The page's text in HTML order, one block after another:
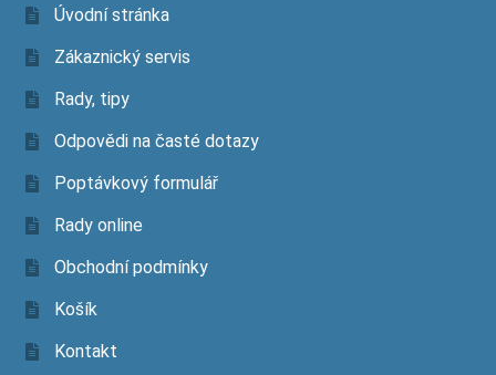
Úvodní stránka
Zákaznický servis
Rady, tipy
Odpovědi na časté dotazy
Poptávkový formulář
Rady online
Obchodní podmínky
Košík
Kontakt